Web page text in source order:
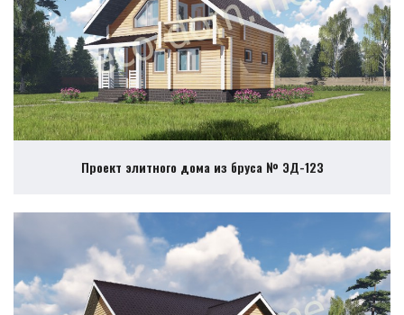
Проект элитного дома из бруса № ЭД-123